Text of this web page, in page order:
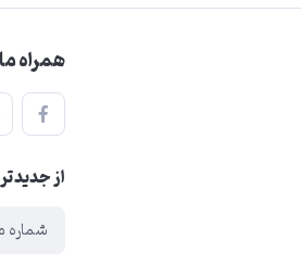
همراه
از